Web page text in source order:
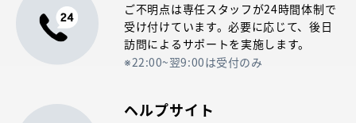
ご不明点は専任スタッフが24時間体制で
受け付けています。必要に応じて、後日
訪問によるサポートを実施します。
22:00~翌9:00は受付のみ
ヘルプサイト